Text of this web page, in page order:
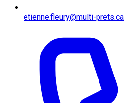
etienne.fleury@multi-prets.ca